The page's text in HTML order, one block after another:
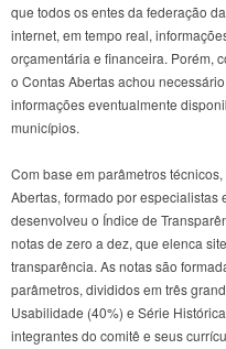
que todos os entes da federação
internet, em tempo real,
orçamentária e financeira. Porém,
o Contas Abertas achou
informações eventualmente
municípios.
Com base em parâmetros
Abertas, formado por especialistas
desenvolveu o Índice de
notas de zero a dez, que elenca
transparência. As notas são
parâmetros, divididos em três
Usabilidade (40%) e Série
integrantes do comitê e seus